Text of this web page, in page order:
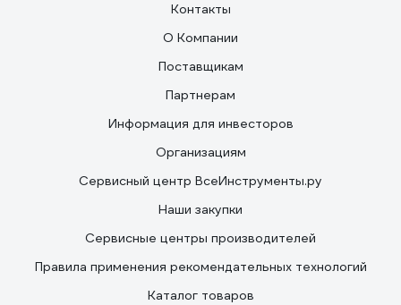
Контакты
О Компании
Поставщикам
Партнерам
Информация для инвесторов
Организациям
Сервисный центр ВсеИнструменты.ру
Наши закупки
Сервисные центры производителей
Правила применения рекомендательных технологий
Каталог товаров